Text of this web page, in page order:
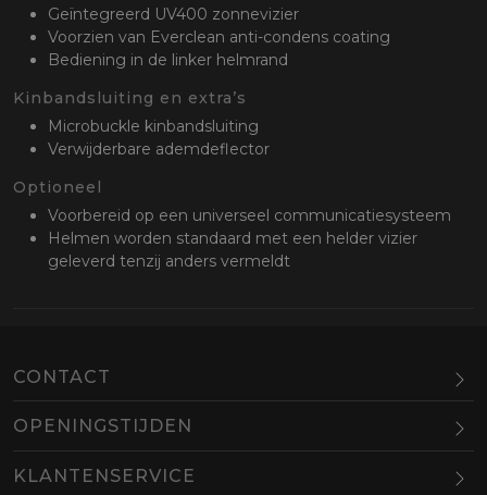
Geïntegreerd UV400 zonnevizier
Voorzien van Everclean anti-condens coating
Bediening in de linker helmrand
Kinbandsluiting en extra’s
Microbuckle kinbandsluiting
Verwijderbare ademdeflector
Optioneel
Voorbereid op een universeel communicatiesysteem
Helmen worden standaard met een helder vizier
geleverd tenzij anders vermeldt
CONTACT
OPENINGSTIJDEN
Maandag
KLANTENSERVICE